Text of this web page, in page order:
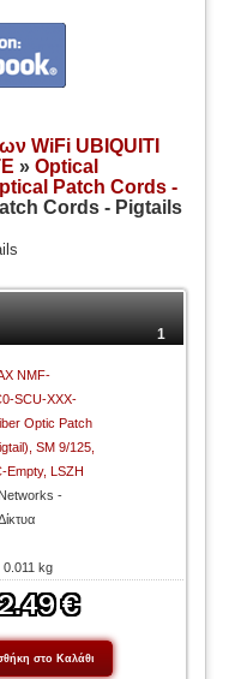
WiFi UBIQUITI
»Optical
Patch Cords -
Cords - Pigtails
1
NMF-
SCU-XXX-
Optic Patch
SM 9/125,
Empty, LSZH
-
0.011 kg